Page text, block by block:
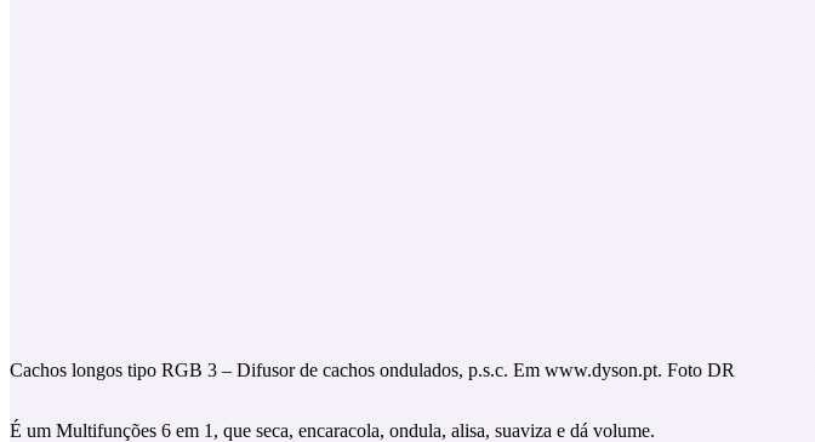
Cachos longos tipo RGB 3 – Difusor de cachos ondulados, p.s.c. Em www.dyson.pt. Foto DR
É um Multifunções 6 em 1, que seca, encaracola, ondula, alisa, suaviza e dá volume.